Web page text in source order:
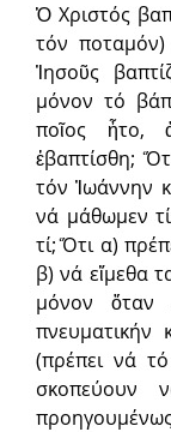
Ὁ Χριστός
τόν
Ἰησοῦς
μόνον τό
ποῖος ἦτο,
ἐβαπτίσθη;
τόν Ἰωάννην
νά μάθωμεν
τί; Ὅτι α)
β) νά εἴμεθα
μόνον ὅταν
πνευματικήν
(πρέπει νά
σκοπεύουν